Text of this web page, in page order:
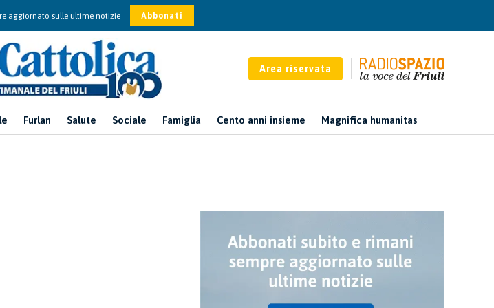
aggiornato sulle ultime notizie Abbonati
Area riservata
Furlan Salute Sociale Famiglia Cento anni insieme Magnifica humanitas